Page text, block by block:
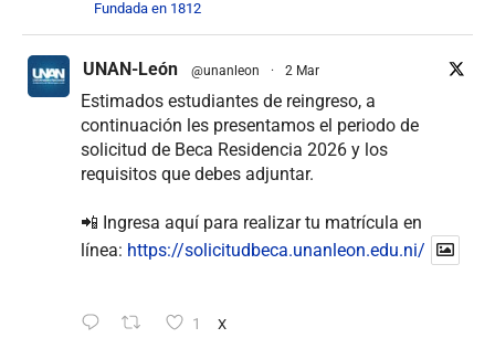
Fundada en 1812
UNAN-León @unanleon · 2 Mar
Estimados estudiantes de reingreso, a
continuación les presentamos el periodo de
solicitud de Beca Residencia 2026 y los
requisitos que debes adjuntar.
📲 Ingresa aquí para realizar tu matrícula en
línea: https://solicitudbeca.unanleon.edu.ni/
1 X